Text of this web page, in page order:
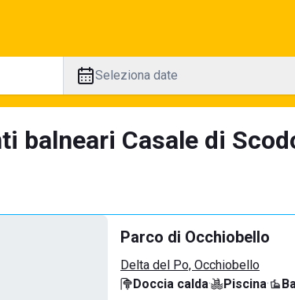
Seleziona date
balneari Casale di
Parco di Occhiobello
Delta del Po, Occhiobello
Doccia calda· Piscina·